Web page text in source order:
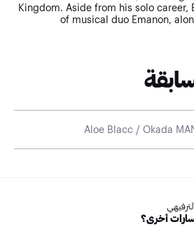
Kingdom. Aside from his solo career,
of musical duo Emanon,
أخرى؟